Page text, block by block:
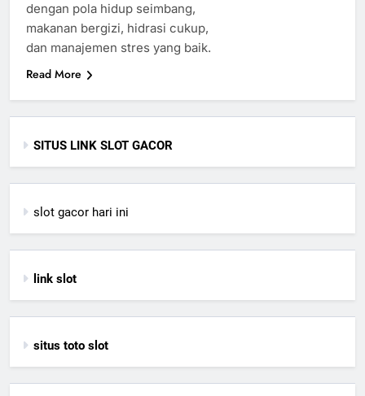
dengan pola hidup seimbang,
makanan bergizi, hidrasi cukup,
dan manajemen stres yang baik.
Read More
SITUS LINK SLOT GACOR
slot gacor hari ini
link slot
situs toto slot